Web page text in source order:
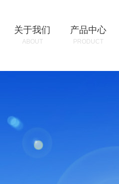
关于我们
ABOUT
产品中心
PRODUCT